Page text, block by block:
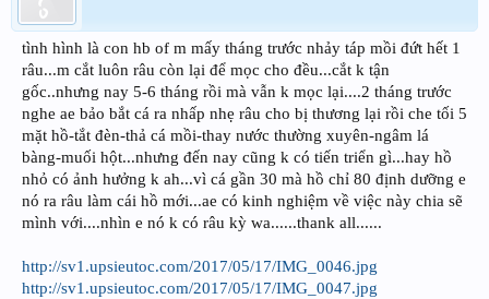
tình hình là con hb of m mấy tháng trước nhảy táp mồi đứt hết 1
râu...m cắt luôn râu còn lại để mọc cho đều...cắt k tận
gốc..nhưng nay 5-6 tháng rồi mà vẫn k mọc lại....2 tháng trước
nghe ae bảo bắt cá ra nhấp nhẹ râu cho bị thương lại rồi che tối 5
mặt hồ-tắt đèn-thả cá mồi-thay nước thường xuyên-ngâm lá
bàng-muối hột...nhưng đến nay cũng k có tiến triển gì...hay hồ
nhỏ có ảnh hưởng k ah...vì cá gần 30 mà hồ chỉ 80 định dưỡng e
nó ra râu làm cái hồ mới...ae có kinh nghiệm về việc này chia sẽ
mình với....nhìn e nó k có râu kỳ wa......thank all......
http://sv1.upsieutoc.com/2017/05/17/IMG_0046.jpg
http://sv1.upsieutoc.com/2017/05/17/IMG_0047.jpg